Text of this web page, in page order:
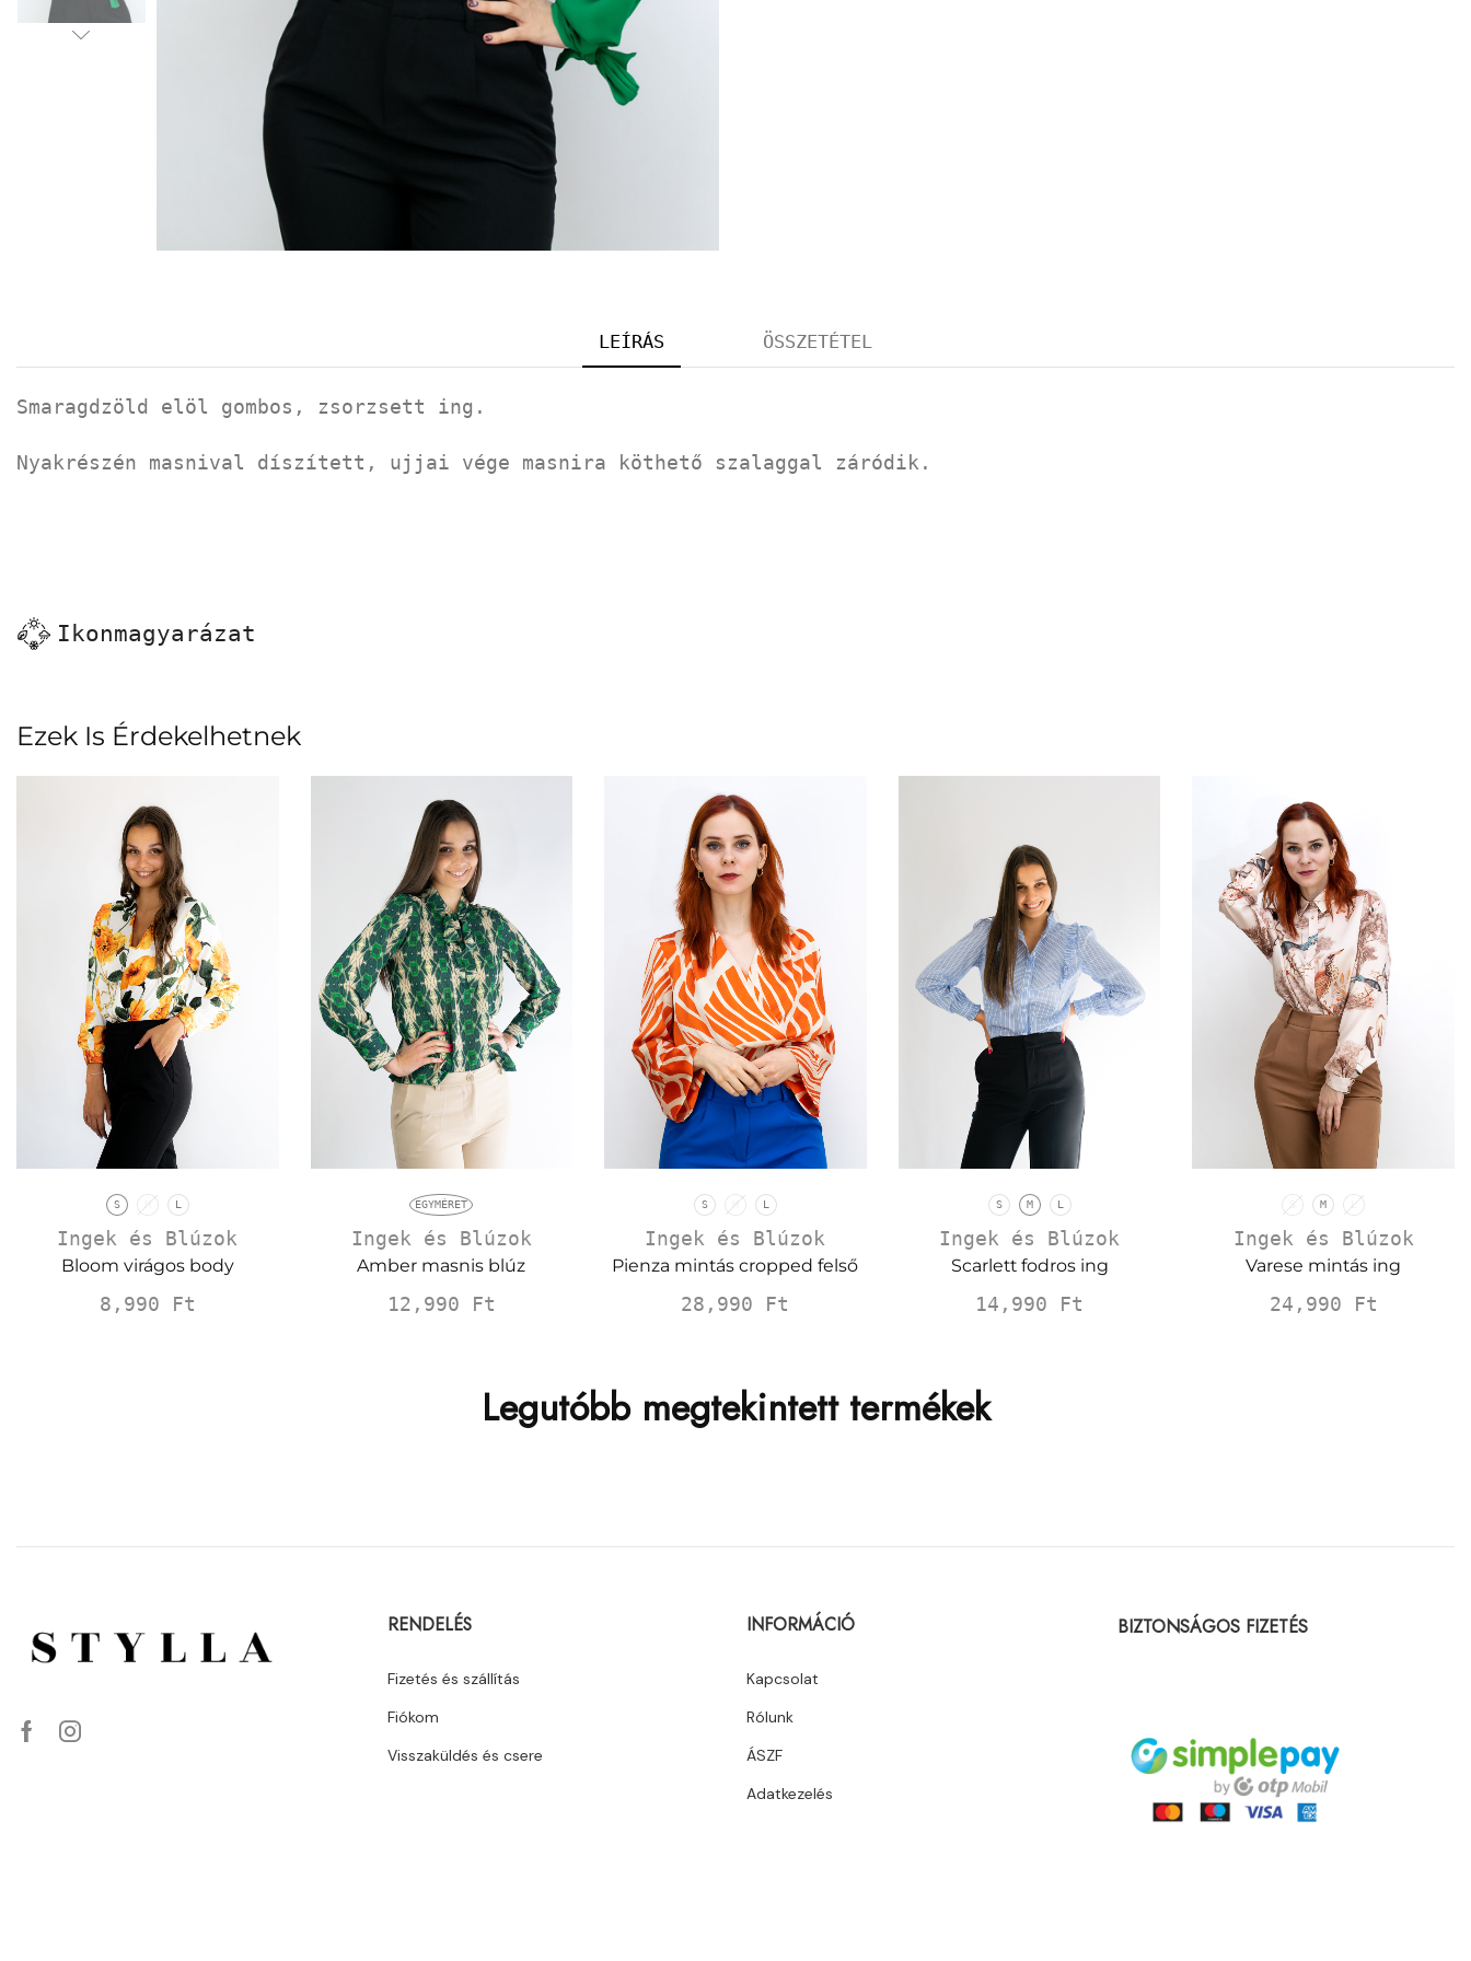
LEÍRÁS ÖSSZETÉTEL
Smaragdzöld elöl gombos, zsorzsett ing.
Nyakrészén masnival díszített, ujjai vége masnira köthető szalaggal záródik.
Ikonmagyarázat
Ezek Is Érdekelhetnek
S M L
Ingek és Blúzok
Bloom virágos body
8,990 Ft
EGYMÉRET
Ingek és Blúzok
Amber masnis blúz
12,990 Ft
S M L
Ingek és Blúzok
Pienza mintás cropped felső
28,990 Ft
S M L
Ingek és Blúzok
Scarlett fodros ing
14,990 Ft
S M L
Ingek és Blúzok
Varese mintás ing
24,990 Ft
Legutóbb megtekintett termékek
RENDELÉS
Fizetés és szállítás
Fiókom
Visszaküldés és csere
INFORMÁCIÓ
Kapcsolat
Rólunk
ÁSZF
Adatkezelés
BIZTONSÁGOS FIZETÉS